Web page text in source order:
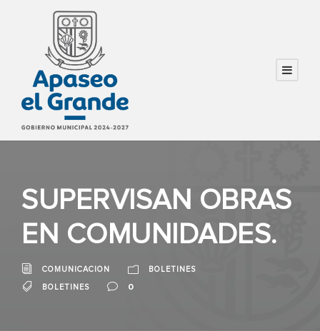
SUPERVISAN OBRAS
EN COMUNIDADES.
COMUNICACION BOLETINES
BOLETINES 0